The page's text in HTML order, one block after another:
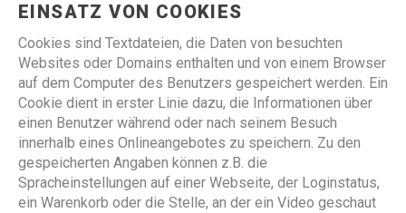
EINSATZ VON COOKIES
Cookies sind Textdateien, die Daten von besuchten
Websites oder Domains enthalten und von einem Browser
auf dem Computer des Benutzers gespeichert werden. Ein
Cookie dient in erster Linie dazu, die Informationen über
einen Benutzer während oder nach seinem Besuch
innerhalb eines Onlineangebotes zu speichern. Zu den
gespeicherten Angaben können z.B. die
Spracheinstellungen auf einer Webseite, der Loginstatus,
ein Warenkorb oder die Stelle, an der ein Video geschaut